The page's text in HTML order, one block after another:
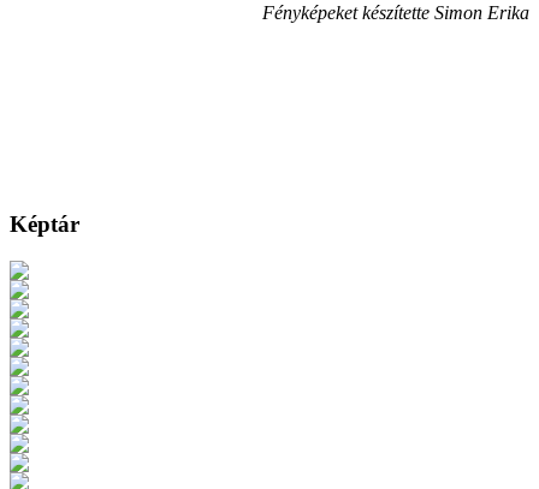
Fényképeket készítette Simon Erika
Képtár